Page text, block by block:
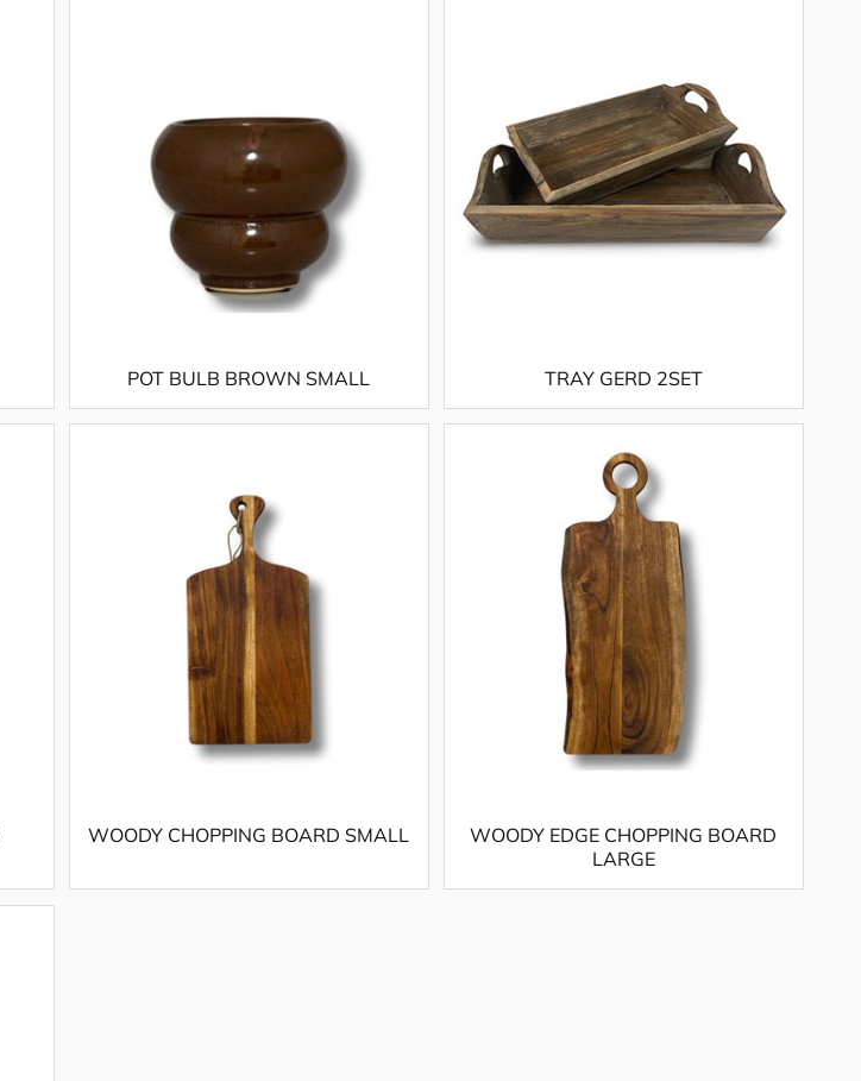
POT BULB BROWN SMALL TRAY GERD 2SET
WOODY CHOPPING BOARD SMALL
WOODY EDGE CHOPPING BOARD
LARGE